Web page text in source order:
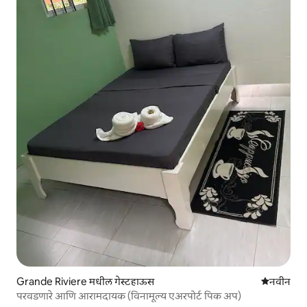
Grande Riviere मधील गेस्टहाऊस नवीननवीन
परवडणारे आणि आरामदायक (विनामूल्य एअरपोर्ट पिक अप)